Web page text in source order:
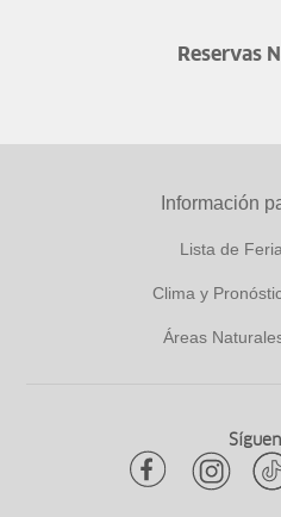
Reservas
Información
Lista de
Clima y
Áreas